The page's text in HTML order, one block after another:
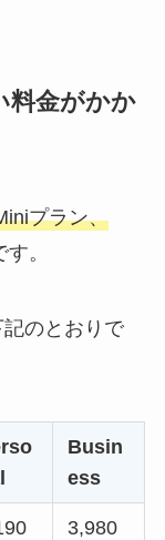
料金がかか
プラン、
。
のとおりで
Busin
ess
3,980